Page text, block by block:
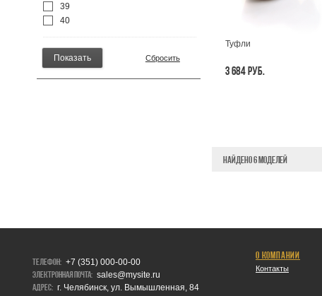
39
40
Туфли
3 684 РУБ.
НАЙДЕНО 6 МОДЕЛЕЙ
Телефон: +7 (351) 000-00-00
Электронная почта: sales@mysite.ru
Адрес: г. Челябинск, ул. Вымышленная, 84
О КОМПАНИИ
Контакты